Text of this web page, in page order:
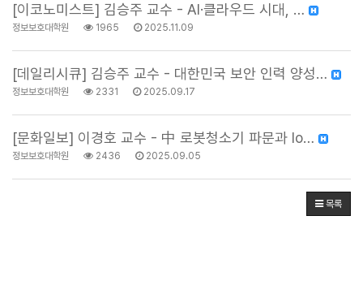
[이코노미스트] 김승주 교수 - AI·클라우드 시대, …
정보보호대학원 1965 2025.11.09
[데일리시큐] 김승주 교수 - 대한민국 보안 인력 양성…
정보보호대학원 2331 2025.09.17
[문화일보] 이경호 교수 - 中 로봇청소기 파문과 Io…
정보보호대학원 2436 2025.09.05
목록